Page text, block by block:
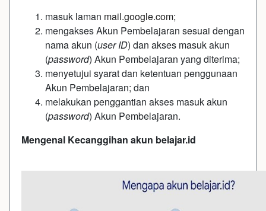
masuk laman mail.google.com;
mengakses Akun Pembelajaran sesuai dengan
nama akun (user ID) dan akses masuk akun
(password) Akun Pembelajaran yang diterima;
menyetujui syarat dan ketentuan penggunaan
Akun Pembelajaran; dan
melakukan penggantian akses masuk akun
(password) Akun Pembelajaran.
Mengenal Kecanggihan akun belajar.id